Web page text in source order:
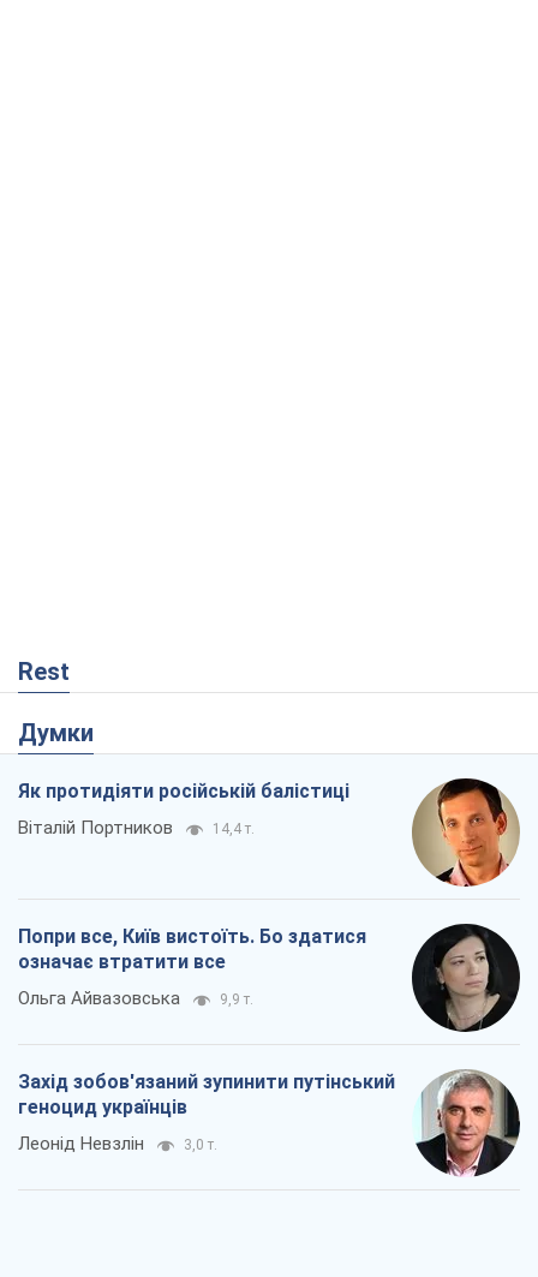
Rest
Думки
Як протидіяти російській балістиці
Віталій Портников 14,4 т.
Попри все, Київ вистоїть. Бо здатися
означає втратити все
Ольга Айвазовська 9,9 т.
Захід зобов'язаний зупинити путінський
геноцид українців
Леонід Невзлін 3,0 т.